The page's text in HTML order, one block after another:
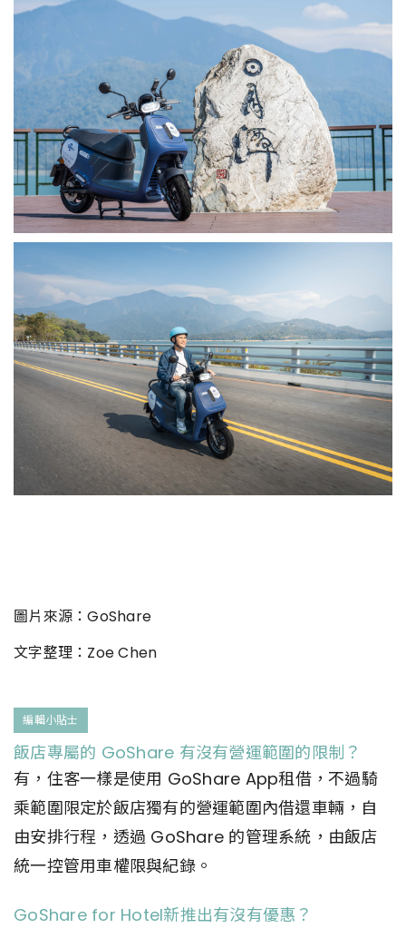
圖片來源：GoShare
文字整理：Zoe Chen
編輯小貼士
飯店專屬的 GoShare 有沒有營運範圍的限制？
有，住客一樣是使用 GoShare App租借，不過騎
乘範圍限定於飯店獨有的營運範圍內借還車輛，自
由安排行程，透過 GoShare 的管理系統，由飯店
統一控管用車權限與紀錄。
GoShare for Hotel新推出有沒有優惠？